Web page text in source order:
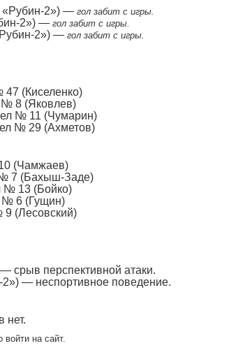
2») — гол забит с игры.
2») — гол забит с игры.
2») — гол забит с игры.
(Киселенко)
8 (Яковлев)
№ 11 (Чумарин)
№ 29 (Ахметов)
(Чамжаев)
7 (Бахыш-Заде)
№ 13 (Бойко)
6 (Гущин)
(Лесовский)
перспективной атаки.
— неспортивное поведение.
нет.
войти на сайт.